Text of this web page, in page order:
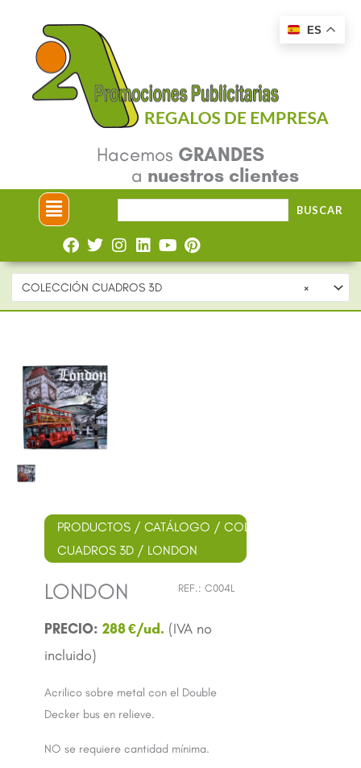
contenido
Hacemos GRANDES
a nuestros clientes
Menú BUSCAR
×
COLECCIÓN CUADROS 3D
PRODUCTOS / CATÁLOGO / COLECCIÓN
CUADROS 3D / LONDON
REF.: C004L
LONDON
288€
Acrilico sobre metal con el Double
Decker bus en relieve.
NO se requiere cantidad mínima.
ES